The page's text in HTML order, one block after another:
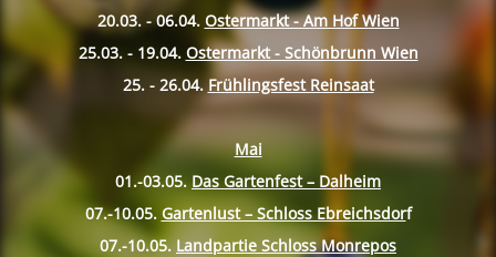
20.03. - 06.04. Ostermarkt - Am Hof Wien
25.03. - 19.04. Ostermarkt - Schönbrunn Wien
25. - 26.04. Frühlingsfest Reinsaat
Mai
01.-03.05. Das Gartenfest – Dalheim
07.-10.05. Gartenlust – Schloss Ebreichsdorf
07.-10.05. Landpartie Schloss Monrepos